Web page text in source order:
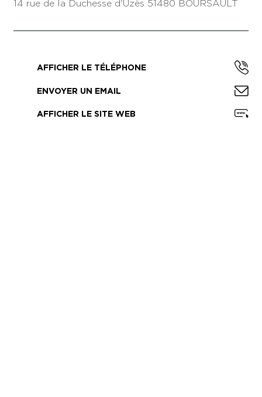
14 rue de la Duchesse d'Uzès 51480 BOURSAULT
AFFICHER LE TÉLÉPHONE
ENVOYER UN EMAIL
AFFICHER LE SITE WEB